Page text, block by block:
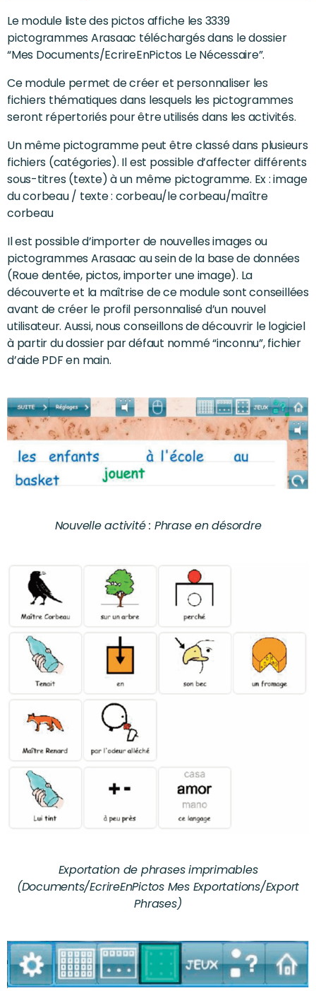
Le module liste des pictos affiche les 3339
pictogrammes Arasaac téléchargés dans le dossier
“Mes Documents/EcrireEnPictos Le Nécessaire”.
Ce module permet de créer et personnaliser les
fichiers thématiques dans lesquels les pictogrammes
seront répertoriés pour être utilisés dans les activités.
Un même pictogramme peut être classé dans plusieurs
fichiers (catégories). Il est possible d’affecter différents
sous-titres (texte) à un même pictogramme. Ex : image
du corbeau / texte : corbeau/le corbeau/maître
corbeau
Il est possible d’importer de nouvelles images ou
pictogrammes Arasaac au sein de la base de données
(Roue dentée, pictos, importer une image). La
découverte et la maîtrise de ce module sont conseillées
avant de créer le profil personnalisé d’un nouvel
utilisateur. Aussi, nous conseillons de découvrir le logiciel
à partir du dossier par défaut nommé “inconnu”, fichier
d’aide PDF en main.
Nouvelle activité : Phrase en désordre
Exportation de phrases imprimables
(Documents/EcrireEnPictos Mes Exportations/Export
Phrases)